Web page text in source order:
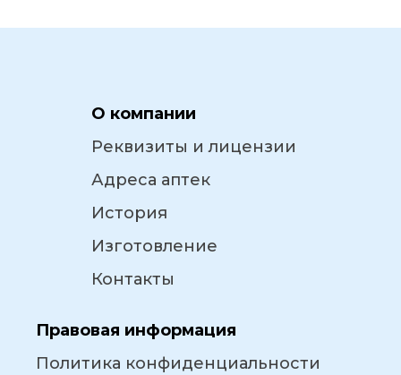
О компании
Реквизиты и лицензии
Адреса аптек
История
Изготовление
Контакты
Правовая информация
Политика конфиденциальности